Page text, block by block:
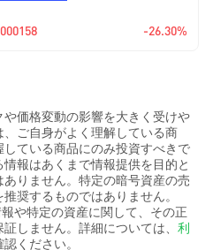
-26.30%
価格変動の影響を大きく受けや
ご自身がよく理解している商
ている商品にのみ投資すべきで
報はあくまで情報提供を目的と
りません。特定の暗号資産の売
奨するものではありません。
や特定の資産に関して、その正
しません。詳細については、 利
ください。